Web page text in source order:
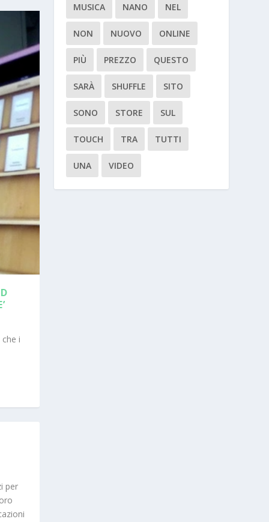
i
per
MUSICA NANO NEL
NON NUOVO ONLINE
PIÙ PREZZO QUESTO
SARÀ SHUFFLE SITO
SONO STORE SUL
TOUCH TRA TUTTI
UNA VIDEO